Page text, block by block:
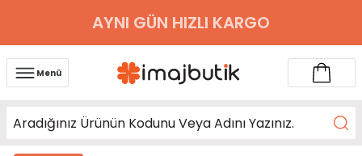
AYNI GÜN HIZLI KARGO
Menü